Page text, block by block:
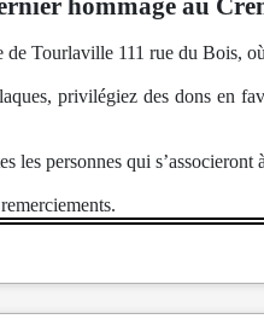
hommage au
Tourlaville 111 rue du Bois,
privilégiez des dons en
les personnes qui s’associeront